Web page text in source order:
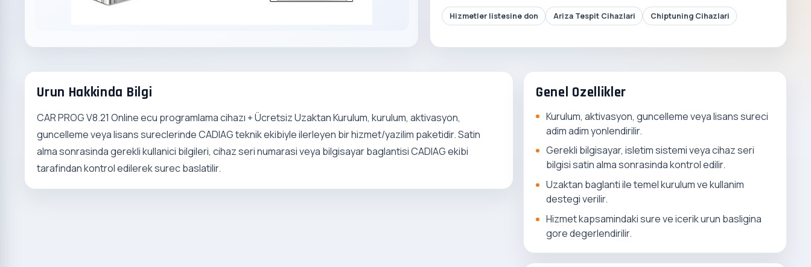
Hizmetler listesine don Ariza Tespit Cihazlari Chiptuning Cihazlari
Urun Hakkinda Bilgi
CAR PROG V8.21 Online ecu programlama cihazı + Ücretsiz Uzaktan Kurulum, kurulum, aktivasyon,
guncelleme veya lisans sureclerinde CADIAG teknik ekibiyle ilerleyen bir hizmet/yazilim paketidir. Satin
alma sonrasinda gerekli kullanici bilgileri, cihaz seri numarasi veya bilgisayar baglantisi CADIAG ekibi
tarafindan kontrol edilerek surec baslatilir.
Genel Ozellikler
Kurulum, aktivasyon, guncelleme veya lisans sureci
adim adim yonlendirilir.
Gerekli bilgisayar, isletim sistemi veya cihaz seri
bilgisi satin alma sonrasinda kontrol edilir.
Uzaktan baglanti ile temel kurulum ve kullanim
destegi verilir.
Hizmet kapsamindaki sure ve icerik urun basligina
gore degerlendirilir.